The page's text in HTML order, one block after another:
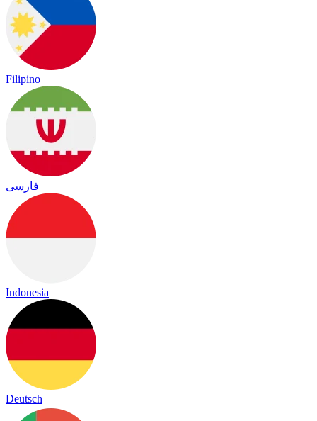
Filipino
فارسی
Indonesia
Deutsch